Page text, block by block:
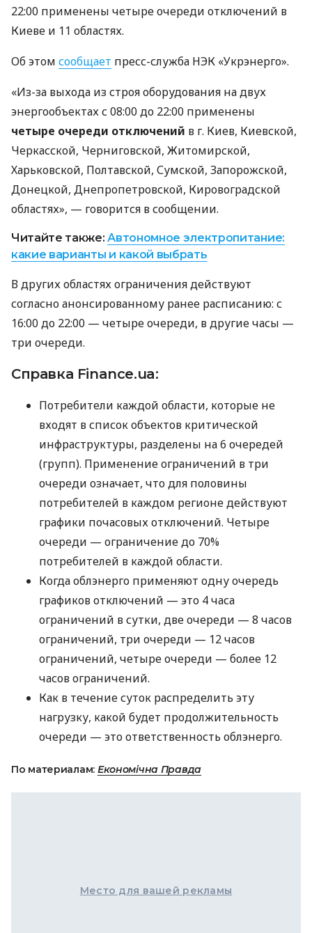
22:00 применены четыре очереди отключений в
Киеве и 11 областях.
Об этом сообщает пресс-служба НЭК «Укрэнерго».
«Из-за выхода из строя оборудования на двух
энергообъектах с 08:00 до 22:00 применены
четыре очереди отключений в г. Киев, Киевской,
Черкасской, Черниговской, Житомирской,
Харьковской, Полтавской, Сумской, Запорожской,
Донецкой, Днепропетровской, Кировоградской
областях», — говорится в сообщении.
Читайте также:Автономное электропитание:
какие варианты и какой выбрать
В других областях ограничения действуют
согласно анонсированному ранее расписанию: с
16:00 до 22:00 — четыре очереди, в другие часы —
три очереди.
Справка Finance.ua:
Потребители каждой области, которые не
входят в список объектов критической
инфраструктуры, разделены на 6 очередей
(групп). Применение ограничений в три
очереди означает, что для половины
потребителей в каждом регионе действуют
графики почасовых отключений. Четыре
очереди — ограничение до 70%
потребителей в каждой области.
Когда облэнерго применяют одну очередь
графиков отключений — это 4 часа
ограничений в сутки, две очереди — 8 часов
ограничений, три очереди — 12 часов
ограничений, четыре очереди — более 12
часов ограничений.
Как в течение суток распределить эту
нагрузку, какой будет продолжительность
очереди — это ответственность облэнерго.
По материалам: Економічна Правда
Место для вашей рекламы